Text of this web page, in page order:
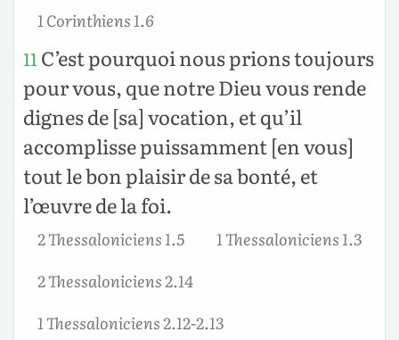
1 Corinthiens 1.6
11 C’est pourquoi nous prions toujours
pour vous, que notre Dieu vous rende
dignes de [sa] vocation, et qu’il
accomplisse puissamment [en vous]
tout le bon plaisir de sa bonté, et
l’œuvre de la foi.
2 Thessaloniciens 1.5
1 Thessaloniciens 1.3
2 Thessaloniciens 2.14
1 Thessaloniciens 2.12-2.13